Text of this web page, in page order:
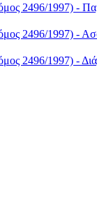
2496/1997) -
2496/1997) -
2496/1997) -